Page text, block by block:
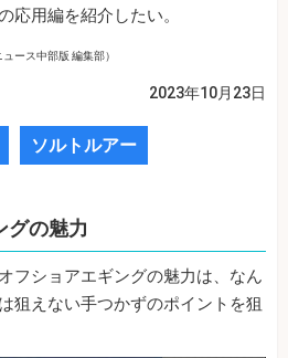
応用編を紹介したい。
ース中部版 編集部）
2023年10月23日
ソルトルアー
グの魅力
フショアエギングの魅力は、なん
狙えない手つかずのポイントを狙